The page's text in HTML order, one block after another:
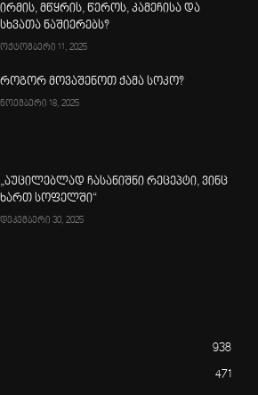
ირმის, მწყრის, წეროს, კამეჩისა და
სხვათა ნაშიერებს?
ოქტომბერი 11, 2025
როგორ მოვაშენოთ ქამა სოკო?
ნოემბერი 18, 2025
„აუცილებლად ჩასანიშნი რეცეპტი, ვინც
ხართ სოფელში“
დეკემბერი 30, 2025
938
471